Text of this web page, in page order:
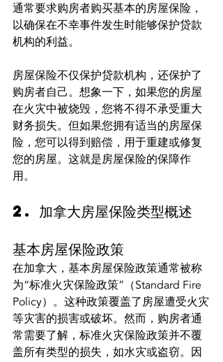
通常要求购房者购买基本的房屋保险，
以确保在不幸事件发生时能够保护贷款
机构的利益。
房屋保险不仅保护贷款机构，还保护了
购房者自己。想象一下，如果您的房屋
在火灾中被烧毁，您将不得不承受重大
财务损失。但如果您拥有适当的房屋保
险，您可以得到赔偿，用于重建或修复
您的房屋。这就是房屋保险的保障作
用。
2. 加拿大房屋保险类型概述
基本房屋保险政策
在加拿大，基本房屋保险政策通常被称
为“标准火灾保险政策”（Standard Fire
Policy）。这种政策覆盖了房屋遭受火灾
等灾害的损害或破坏。然而，购房者通
常需要了解，标准火灾保险政策并不覆
盖所有类型的损失，如水灾或盗窃。因